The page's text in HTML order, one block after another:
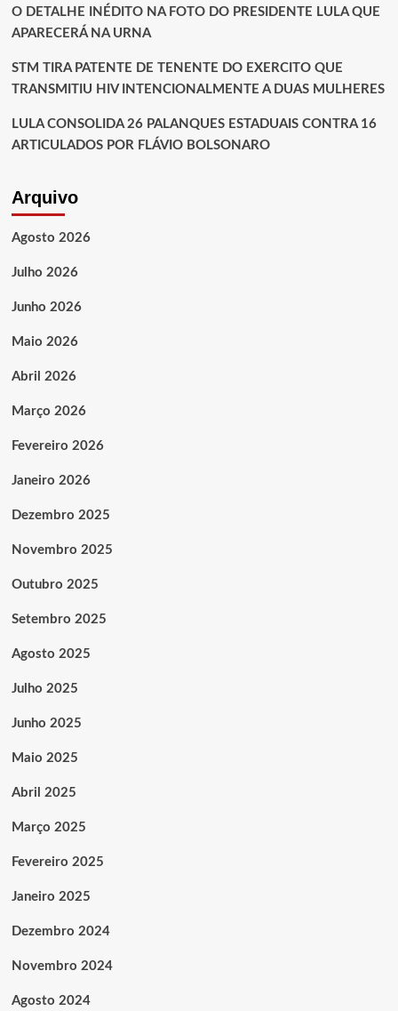
O DETALHE INÉDITO NA FOTO DO PRESIDENTE LULA QUE
APARECERÁ NA URNA
STM TIRA PATENTE DE TENENTE DO EXERCITO QUE
TRANSMITIU HIV INTENCIONALMENTE A DUAS MULHERES
LULA CONSOLIDA 26 PALANQUES ESTADUAIS CONTRA 16
ARTICULADOS POR FLÁVIO BOLSONARO
Arquivo
Agosto 2026
Julho 2026
Junho 2026
Maio 2026
Abril 2026
Março 2026
Fevereiro 2026
Janeiro 2026
Dezembro 2025
Novembro 2025
Outubro 2025
Setembro 2025
Agosto 2025
Julho 2025
Junho 2025
Maio 2025
Abril 2025
Março 2025
Fevereiro 2025
Janeiro 2025
Dezembro 2024
Novembro 2024
Agosto 2024